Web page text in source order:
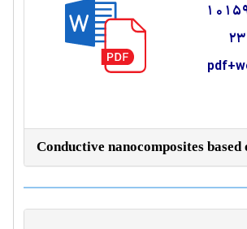
23
Conductive nanocomposites